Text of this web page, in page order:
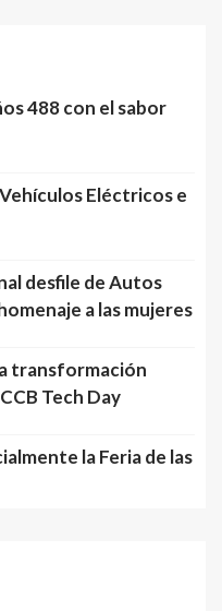
488 con el sabor
Eléctricos e
desfile de Autos
a las mujeres
transformación
Tech Day
la Feria de las